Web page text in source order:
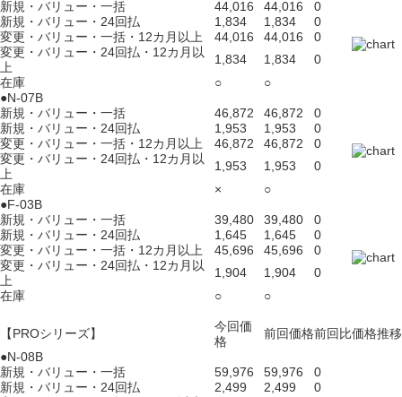
新規・バリュー・一括
44,016 44,016
0
新規・バリュー・24回払
1,834 1,834
0
変更・バリュー・一括・12カ月以上
44,016 44,016
0
変更・バリュー・24回払・12カ月以
上
1,834 1,834
0
在庫
○
○
●N-07B
新規・バリュー・一括
46,872 46,872
0
新規・バリュー・24回払
1,953 1,953
0
変更・バリュー・一括・12カ月以上
46,872 46,872
0
変更・バリュー・24回払・12カ月以
上
1,953 1,953
0
在庫
×
○
●F-03B
新規・バリュー・一括
39,480 39,480
0
新規・バリュー・24回払
1,645 1,645
0
変更・バリュー・一括・12カ月以上
45,696 45,696
0
変更・バリュー・24回払・12カ月以
上
1,904 1,904
0
在庫
○ ○
【PROシリーズ】
今回価
格
前回価格前回比価格推移
●N-08B
新規・バリュー・一括
59,976 59,976
0
新規・バリュー・24回払
2,499 2,499
0